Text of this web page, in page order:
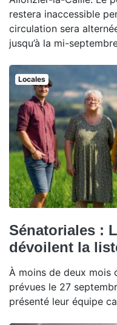
restera inaccessible
circulation sera
jusqu’à la mi-
Locales
Sénatoriales :
dévoilent la
À moins de deux mois
prévues le 27
présenté leur équipe